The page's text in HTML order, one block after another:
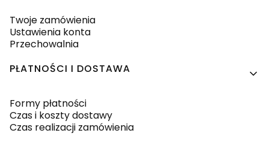
Twoje zamówienia
Ustawienia konta
Przechowalnia
PŁATNOŚCI I DOSTAWA
Formy płatności
Czas i koszty dostawy
Czas realizacji zamówienia